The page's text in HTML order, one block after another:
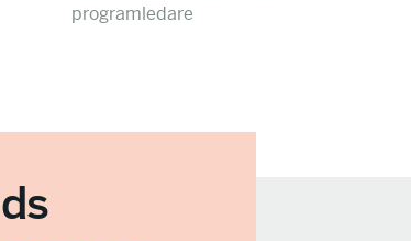
programledare